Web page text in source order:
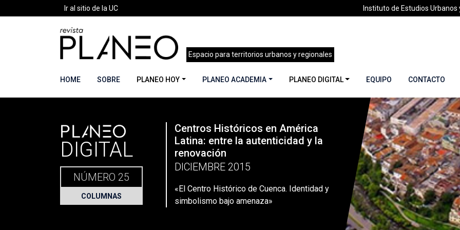
Ir al sitio de la UC Instituto de Estudios
Espacio para territorios urbanos y regionales
HOME SOBRE PLANEO HOY PLANEO ACADEMIA PLANEO DIGITAL EQUIPO CONTACTO
Portada» Planeo Hoy Secciones»Columnas»«El Centro Histórico de Cuenca. Identidad y simbolismo bajo
PLANEO
DIGITAL
NÚMERO 25
COLUMNAS
Centros Históricos en América
Latina: entre la autenticidad y la
renovación
DICIEMBRE 2015
«El Centro Histórico de Cuenca. Identidad y
simbolismo bajo amenaza»